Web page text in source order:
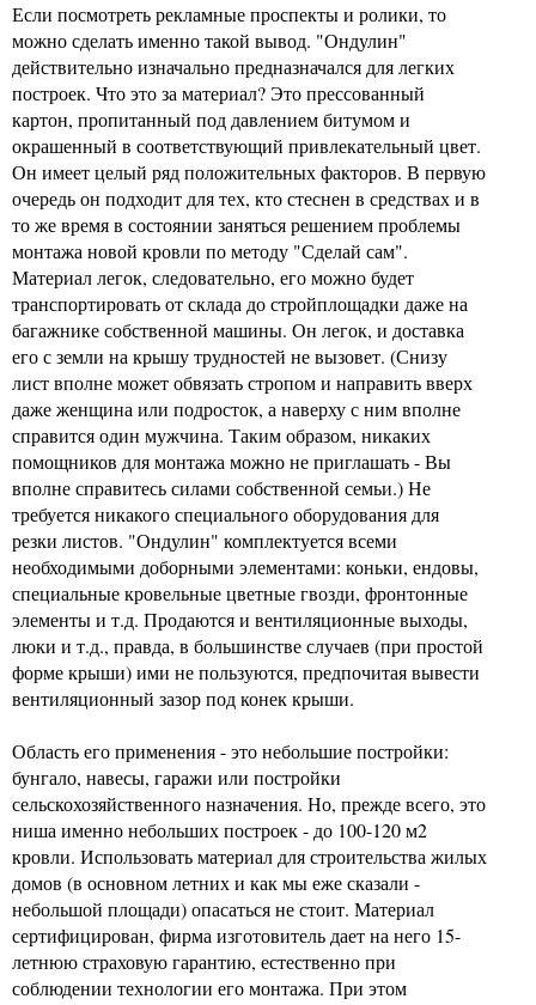
Если посмотреть рекламные проспекты и ролики, то
можно сделать именно такой вывод. "Ондулин"
действительно изначально предназначался для легких
построек. Что это за материал? Это прессованный
картон, пропитанный под давлением битумом и
окрашенный в соответствующий привлекательный цвет.
Он имеет целый ряд положительных факторов. В первую
очередь он подходит для тех, кто стеснен в средствах и в
то же время в состоянии заняться решением проблемы
монтажа новой кровли по методу "Сделай сам".
Материал легок, следовательно, его можно будет
транспортировать от склада до стройплощадки даже на
багажнике собственной машины. Он легок, и доставка
его с земли на крышу трудностей не вызовет. (Снизу
лист вполне может обвязать стропом и направить вверх
даже женщина или подросток, а наверху с ним вполне
справится один мужчина. Таким образом, никаких
помощников для монтажа можно не приглашать - Вы
вполне справитесь силами собственной семьи.) Не
требуется никакого специального оборудования для
резки листов. "Ондулин" комплектуется всеми
необходимыми доборными элементами: коньки, ендовы,
специальные кровельные цветные гвозди, фронтонные
элементы и т.д. Продаются и вентиляционные выходы,
люки и т.д., правда, в большинстве случаев (при простой
форме крыши) ими не пользуются, предпочитая вывести
вентиляционный зазор под конек крыши.
Область его применения - это небольшие постройки:
бунгало, навесы, гаражи или постройки
сельскохозяйственного назначения. Но, прежде всего, это
ниша именно небольших построек - до 100-120 м2
кровли. Использовать материал для строительства жилых
домов (в основном летних и как мы еже сказали -
небольшой площади) опасаться не стоит. Материал
сертифицирован, фирма изготовитель дает на него 15-
летнюю страховую гарантию, естественно при
соблюдении технологии его монтажа. При этом